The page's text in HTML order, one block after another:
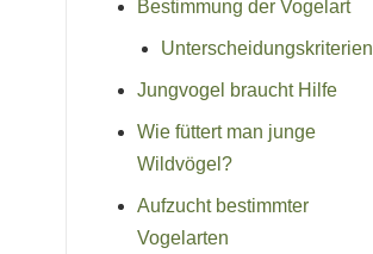
Bestimmung der Vogelart
Unterscheidungskriterien
Jungvogel braucht Hilfe
Wie füttert man junge
Wildvögel?
Aufzucht bestimmter
Vogelarten